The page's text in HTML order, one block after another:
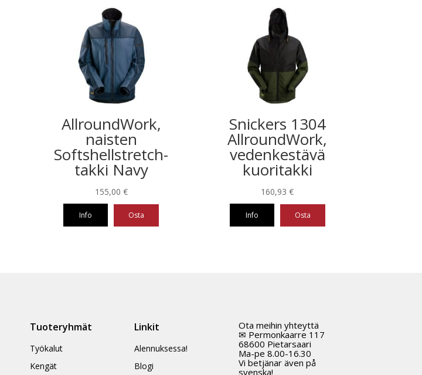
AllroundWork,
naisten
Softshellstretch-
takki Navy
155,00 €
Info Osta
valinnat
sivulla.
Snickers 1304
AllroundWork,
vedenkestävä
kuoritakki
160,93€
Info Osta
valinnat
tuotteen
Tuoteryhmät
Työkalut
Kengät
Linkit
Alennuksessa!
Blogi
Ota meihin yhteyttä
✉ Permonkaarre 117
68600 Pietarsaari
Ma-pe 8.00-16.30
Vi betjänar även på
svenska!